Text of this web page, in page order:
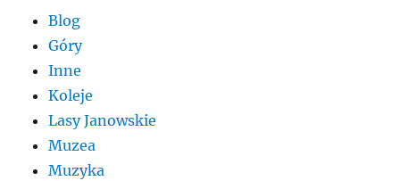
Blog
Góry
Inne
Koleje
Lasy Janowskie
Muzea
Muzyka